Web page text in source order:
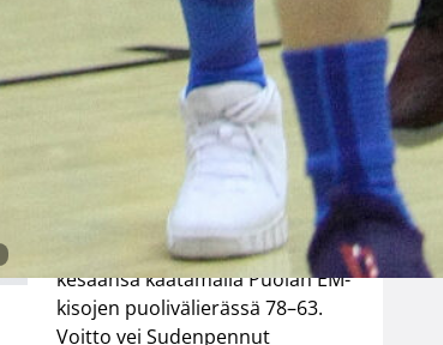
välieräpaikka
varmistui
Suomen 18-vuotiaiden tyttöjen
maajoukkue jatkoi vahvaa
kesäänsä kaatamalla Puolan EM-
kisojen puolivälierässä 78–63.
Voitto vei Sudenpennut